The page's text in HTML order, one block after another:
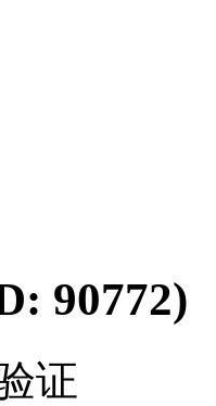
90772)
证